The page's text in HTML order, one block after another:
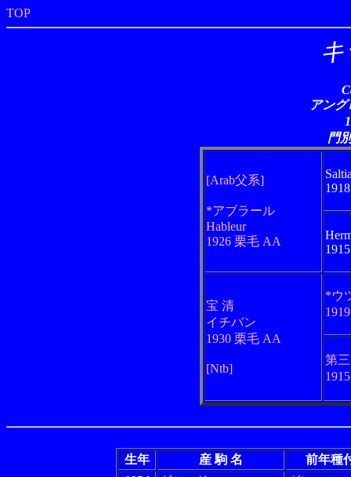
TOP
アング
門
[Arab父系]
*アブラール
Hableur
1926 栗毛 AA
宝 清
イチバン
1930 栗毛 AA
[Ntb]
*ウ
第
生年 産 駒 名
前年種